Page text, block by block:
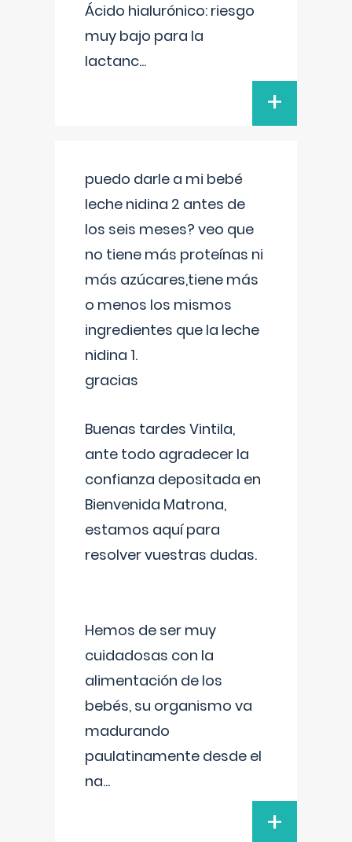
Ácido hialurónico: riesgo
muy bajo para la
lactanc...
+
puedo darle a mi bebé
leche nidina 2 antes de
los seis meses? veo que
no tiene más proteínas ni
más azúcares,tiene más
o menos los mismos
ingredientes que la leche
nidina 1.
gracias
Buenas tardes Vintila,
ante todo agradecer la
confianza depositada en
Bienvenida Matrona,
estamos aquí para
resolver vuestras dudas.
Hemos de ser muy
cuidadosas con la
alimentación de los
bebés, su organismo va
madurando
paulatinamente desde el
na...
+